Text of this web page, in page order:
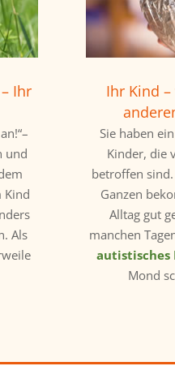
Ihr
und
Kind
Als
Ihr Kind
Sie haben
Kinder, die
betroffen
Ganzen
Alltag gut
manchen
autistisches
Mond